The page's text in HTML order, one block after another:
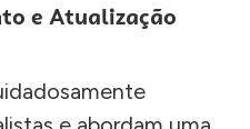
e Atualização